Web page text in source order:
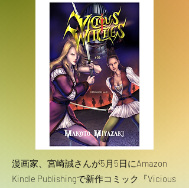
漫画家、宮崎誠さんが5月5日にAmazon
Kindle Publishingで新作コミック『Vicious